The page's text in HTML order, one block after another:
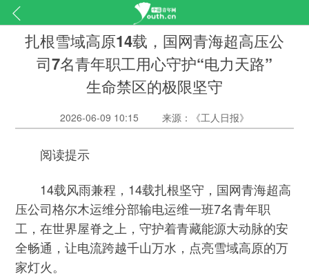
扎根雪域高原14载，国网青海超高压公
司7名青年职工用心守护“电力天路”
生命禁区的极限坚守
2026-06-09 10:15 来源：《工人日报》
阅读提示
14载风雨兼程，14载扎根坚守，国网青海超高
压公司格尔木运维分部输电运维一班7名青年职
工，在世界屋脊之上，守护着青藏能源大动脉的安
全畅通，让电流跨越千山万水，点亮雪域高原的万
家灯火。